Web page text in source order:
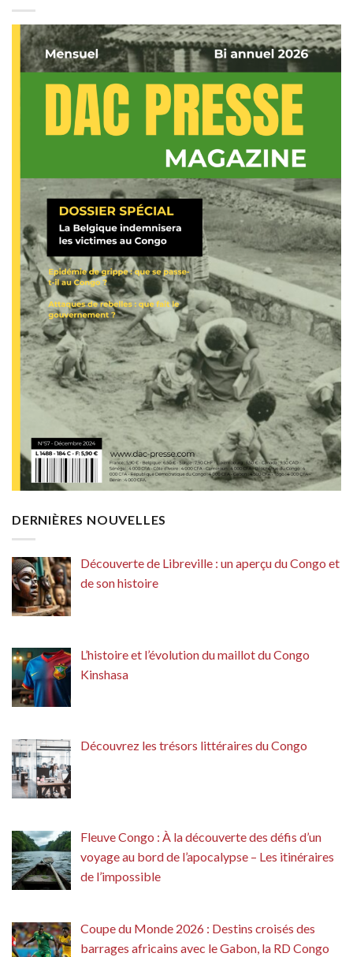
DERNIÈRES NOUVELLES
Découverte de Libreville : un aperçu du Congo et
de son histoire
L’histoire et l’évolution du maillot du Congo
Kinshasa
Découvrez les trésors littéraires du Congo
Fleuve Congo : À la découverte des défis d’un
voyage au bord de l’apocalypse – Les itinéraires
de l’impossible
Coupe du Monde 2026 : Destins croisés des
barrages africains avec le Gabon, la RD Congo